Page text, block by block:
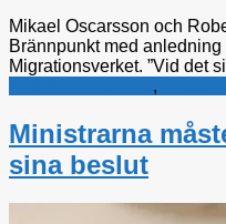
Mikael Oscarsson och
Brännpunkt med anledning
Migrationsverket. ”Vid det
,
Ministrarna
sina beslut